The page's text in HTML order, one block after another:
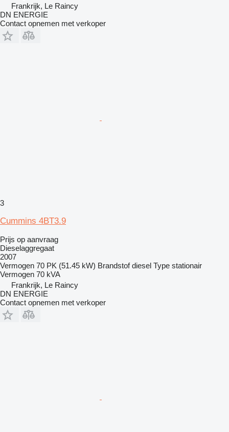
Frankrijk, Le Raincy
DN ENERGIE
Contact opnemen met verkoper
3
Cummins 4BT3.9
Prijs op aanvraag
Dieselaggregaat
2007
Vermogen 70 PK (51.45 kW) Brandstof diesel Type stationair
Vermogen 70 kVA
Frankrijk, Le Raincy
DN ENERGIE
Contact opnemen met verkoper